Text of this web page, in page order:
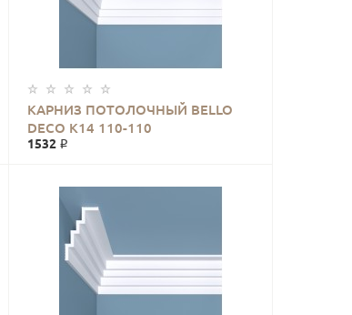
КАРНИЗ ПОТОЛОЧНЫЙ BELLO
DECO К14 110-110
1532 ₽